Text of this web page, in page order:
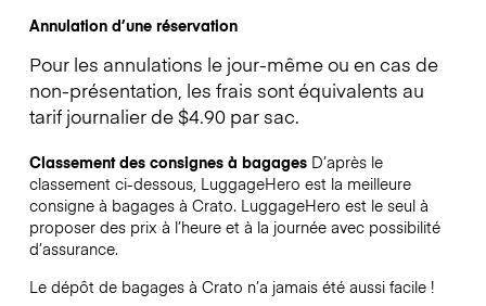
Annulation d’une réservation
Pour les annulations le jour-même ou en cas de
non-présentation, les frais sont équivalents au
tarif journalier de $4.90 par sac.
Classement des consignes à bagages D’après le
classement ci-dessous, LuggageHero est la meilleure
consigne à bagages à Crato. LuggageHero est le seul à
proposer des prix à l’heure et à la journée avec possibilité
d’assurance.
Le dépôt de bagages à Crato n’a jamais été aussi facile !